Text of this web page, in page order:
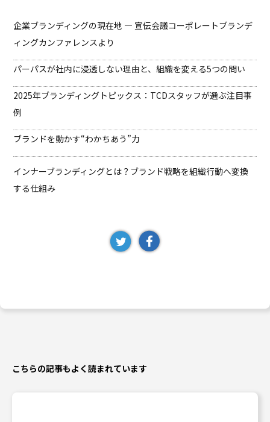
企業ブランディングの現在地 ― 宣伝会議コーポレートブランデ
ィングカンファレンスより
パーパスが社内に浸透しない理由と、組織を変える5つの問い
2025年ブランディングトピックス：TCDスタッフが選ぶ注目事
例
ブランドを動かす“わかちあう”力
インナーブランディングとは？ブランド戦略を組織行動へ変換
する仕組み
こちらの記事もよく読まれています